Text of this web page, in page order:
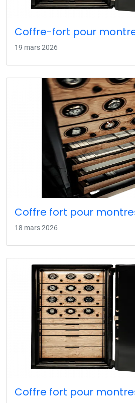
Coffre-fort pour
19 mars 2026
Coffre fort pour
18 mars 2026
Coffre fort pour